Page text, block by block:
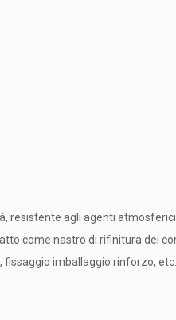
resistente agli agenti
come nastro di rifinitura dei
imballaggio rinforzo, etc.